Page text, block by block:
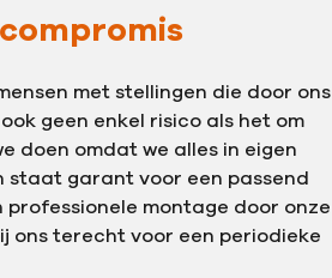
met stellingen die door ons
geen enkel risico als het om
doen omdat we alles in eigen
staat garant voor een passend
montage door onze
ons terecht voor een periodieke